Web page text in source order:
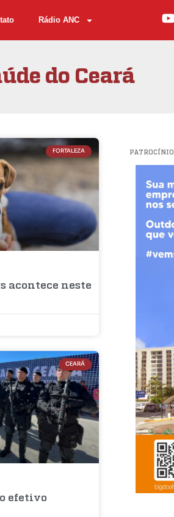
Rádio ANC
do Ceará
FORTALEZA
acontece neste
CEARÁ
efetivo
PATROCÍNIO